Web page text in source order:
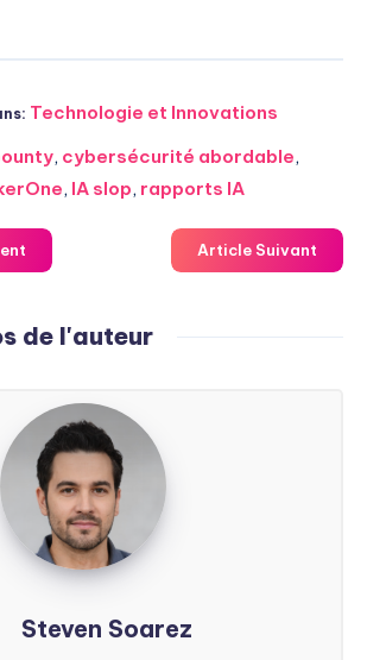
Technologie et Innovations
, cybersécurité abordable,
, IA slop, rapports IA
Article Suivant
de l'auteur
Steven
Soarez
Steven Soarez